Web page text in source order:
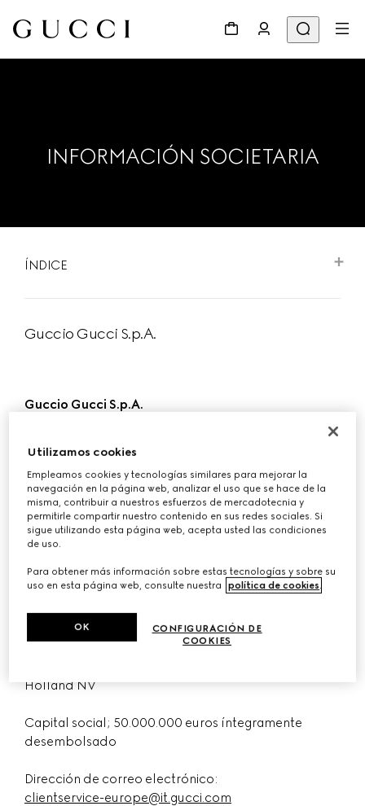
INFORMACIÓN SOCIETARIA
ÍNDICE
Guccio Gucci S.p.A.
Guccio Gucci S.p.A.
leyes de Italia, con domicilio social en Via Tornabuoni
73/r, 50123 Florencia, Italia.
Número a efectos de IVA: 04294710480
sociedades de Florencia: 03031300159
R.E.A. (Registro Económico Administrativo Italiano) FI
Holland NV
Capital social; 50.000.000 euros íntegramente
desembolsado
Dirección de correo electrónico:
clientservice-europe@it.gucci.com
Utilizamos cookies
Empleamos cookies y tecnologías similares para mejorar la
navegación en la página web, analizar el uso que se hace de la
misma, contribuir a nuestros esfuerzos de mercadotecnia y
permitirle compartir nuestro contenido en sus redes sociales. Si
sigue utilizando esta página web, acepta usted las condiciones
de uso.
Para obtener más información sobre estas tecnologías y sobre su
uso en esta página web, consulte nuestra
política de cookies
CONFIGURACIÓN DE
COOKIES
OK